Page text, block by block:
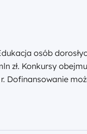
osób
zł. Konkursy
r. Dofinansowanie